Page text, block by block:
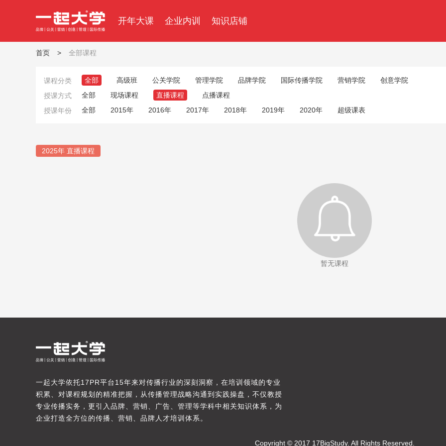
开年大课 企业内训 知识店铺
首页 > 全部课程
课程分类 全部 高级班 公关学院 管理学院 品牌学院 国际传播学院 营销学院
创意学院
授课方式
全部 现场课程 直播课程
点播课程
授课年份
全部 2015年 2016年 2017年 2018年 2019年 2020年 超级课表
2025年 直播课程
暂无课程
一起大学依托17PR平台15年来对传播行业的深刻洞察，在培训领域的专业
积累、对课程规划的精准把握，从传播管理战略沟通到实践操盘，不仅教授
专业传播实务，更引入品牌、营销、广告、管理等学科中相关知识体系，为
企业打造全方位的传播、营销、品牌人才培训体系。
Copyright © 2017 17BigStudy. All Rights Reserved.